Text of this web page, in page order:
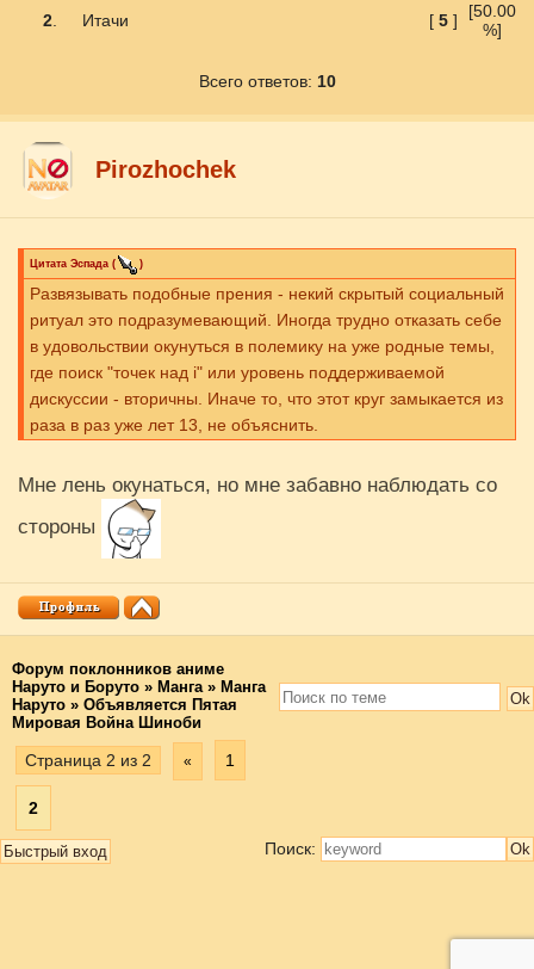
2 Итачи [ 5]
[50.00
%]
Всего ответов: 10
Pirozhochek
Цитата Эспада ( )
Развязывать подобные прения - некий скрытый социальный
ритуал это подразумевающий. Иногда трудно отказать себе
в удовольствии окунуться в полемику на уже родные темы,
где поиск "точек над i" или уровень поддерживаемой
дискуссии - вторичны. Иначе то, что этот круг замыкается из
раза в раз уже лет 13, не объяснить.
Мне лень окунаться, но мне забавно наблюдать со
стороны
Форум поклонников аниме
Наруто и Боруто » Манга » Манга
Наруто » Объявляется Пятая
Мировая Война Шиноби
Страница 2 из 2 « 1
2
Поиск: